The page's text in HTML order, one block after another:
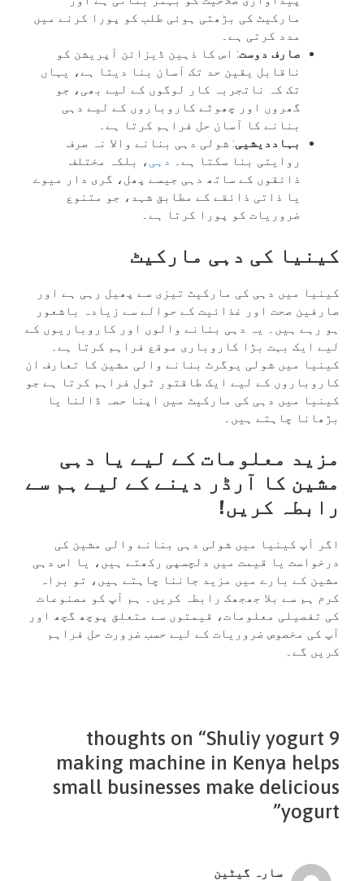
مارکیٹ کی بڑھتی ہوئی طلب کو پورا کرنے میں
مدد کرتی ہے۔
صارف دوست: اس کا ذہین ڈیزائن آپریشن کو
ناقابل یقین حد تک آسان بنا دیتا ہے، یہاں
تک کہ ناتجربہ کار لوگوں کے لیے بھی، جو
گھروں اور چھوٹے کاروباروں کے لیے دہی
بنانے کا آسان حل فراہم کرتا ہے۔
بہاددیشیی: شولی دہی بنانے والا نہ صرف
روایتی بنا سکتا ہے۔ دہی ، بلکہ مختلف
ذائقوں کے ساتھ دہی جیسے پھل، گری دار میوے
یا ذاتی ذائقے کے مطابق شہد، جو متنوع
ضروریات کو پورا کرتا ہے۔
کینیا کی دہی مارکیٹ
کینیا میں دہی کی مارکیٹ تیزی سے پھیل رہی ہے اور
صارفین صحت اور غذائیت کے حوالے سے زیادہ باشعور
ہو رہے ہیں۔ یہ دہی بنانے والوں اور کاروباریوں کے
لیے ایک بہت بڑا کاروباری موقع فراہم کرتا ہے۔
کینیا میں شولی یوگرٹ بنانے والی مشین کا تعارف ان
کاروباروں کے لیے ایک طاقتور ٹول فراہم کرتا ہے جو
کینیا میں دہی کی مارکیٹ میں اپنا حصہ ڈالنا یا
بڑھانا چاہتے ہیں۔
مزید معلومات کے لیے یا دہی
مشین کا آرڈر دینے کے لیے ہم سے
رابطہ کریں!
اگر آپ کینیا میں شولی دہی بنانے والی مشین کی
درخواست یا قیمت میں دلچسپی رکھتے ہیں، یا اس دہی
مشین کے بارے میں مزید جاننا چاہتے ہیں، تو براہ
کرم ہم سے بلا جھجھک رابطہ کریں۔ ہم آپ کو مصنوعات
کی تفصیلی معلومات، قیمتوں سے متعلق پوچھ گچھ اور
آپ کی مخصوص ضروریات کے لیے حسب ضرورت حل فراہم
کریں گے۔
9 thoughts on “Shuliy yogurt
making machine in Kenya helps
small businesses make delicious
yogurt”
سارہ گیٹین